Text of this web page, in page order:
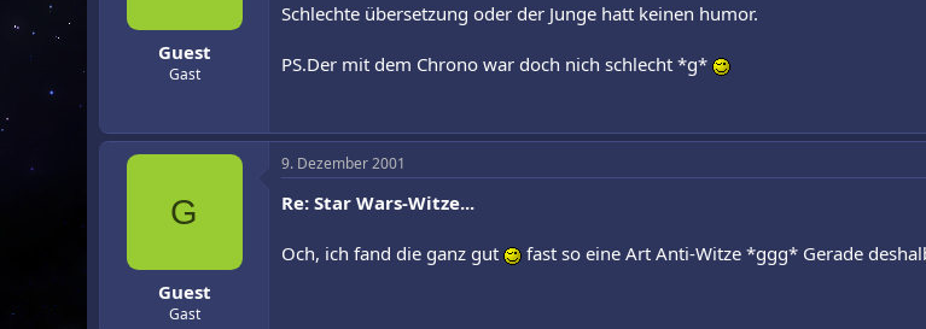
Guest
Gast
Schlechte übersetzung oder der Junge hatt keinen humor.
PS.Der mit dem Chrono war doch nich schlecht *g*
G
Guest
Gast
9. Dezember 2001
Re: Star Wars-Witze...
Och, ich fand die ganz gut fast so eine Art Anti-Witze *ggg* Gerade